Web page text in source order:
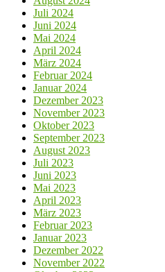
Juli 2024
Juni 2024
Mai 2024
April 2024
März 2024
Februar 2024
Januar 2024
Dezember 2023
November 2023
Oktober 2023
September 2023
August 2023
Juli 2023
Juni 2023
Mai 2023
April 2023
März 2023
Februar 2023
Januar 2023
Dezember 2022
November 2022